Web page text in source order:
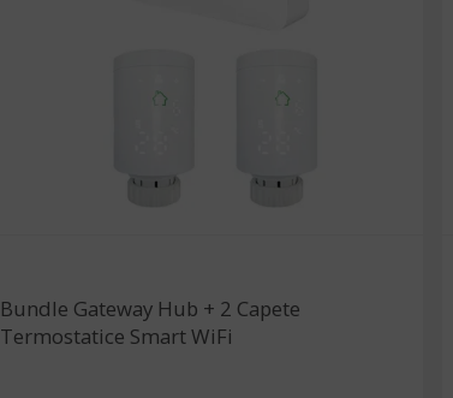
Bundle Gateway Hub + 2 Capete
Termostatice Smart WiFi